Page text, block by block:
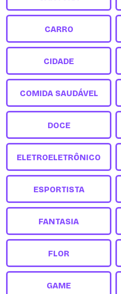
CARRO
CIDADE
COMIDA SAUDÁVEL
DOCE
ELETROELETRÔNICO
ESPORTISTA
FANTASIA
FLOR
GAME